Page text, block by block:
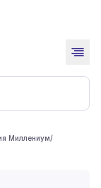
Миллениум/